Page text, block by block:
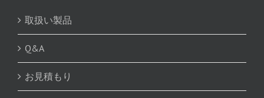
取扱い製品
Q&A
お見積もり